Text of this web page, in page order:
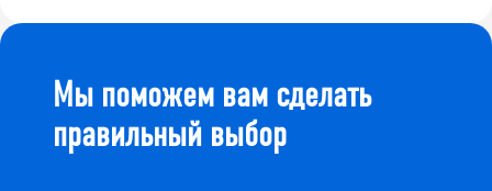
Мы поможем вам сделать
правильный выбор